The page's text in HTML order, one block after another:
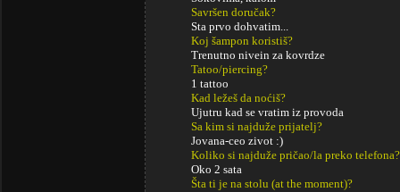
Savršen doručak?
Sta prvo dohvatim...
Koj šampon koristiš?
Trenutno nivein za kovrdze
Tatoo/piercing?
1 tattoo
Kad ležeš da noćiš?
Ujutru kad se vratim iz provoda
Sa kim si najduže prijatelj?
Jovana-ceo zivot :)
Koliko si najduže pričao/la preko telefona?
Oko 2 sata
Šta ti je na stolu (at the moment)?